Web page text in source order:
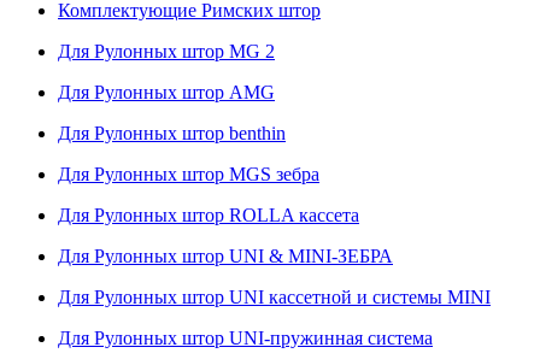
Комплектующие Римских штор
Для Рулонных штор MG 2
Для Рулонных штор AMG
Для Рулонных штор benthin
Для Рулонных штор MGS зебра
Для Рулонных штор ROLLA кассета
Для Рулонных штор UNI & MINI-ЗЕБРА
Для Рулонных штор UNI кассетной и системы MINI
Для Рулонных штор UNI-пружинная система